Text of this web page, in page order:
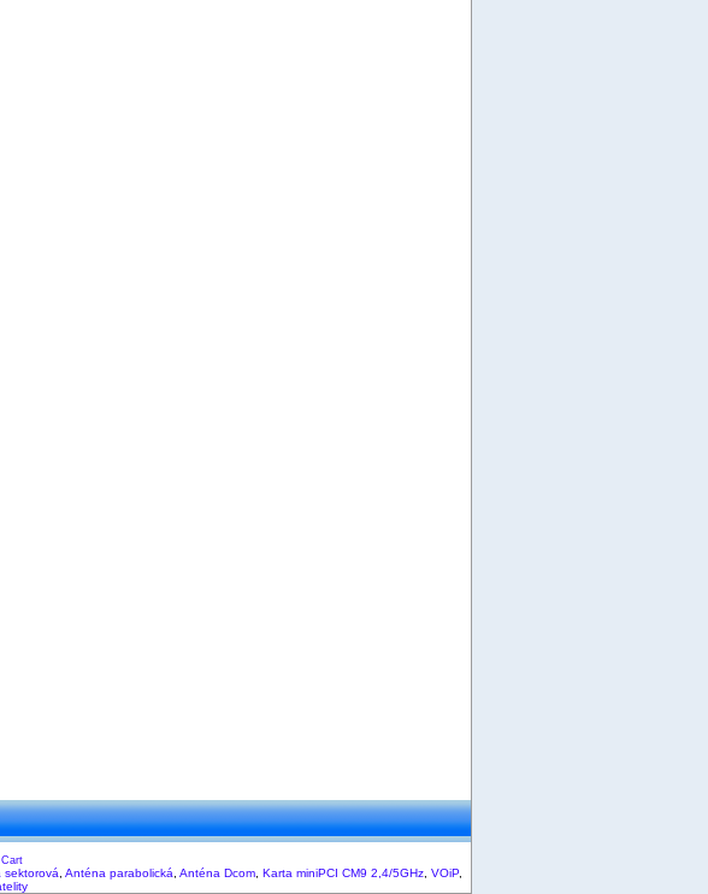
sektorová Anténa parabolická Anténa Dcom Karta miniPCI CM9 2,4/5GHz VOiP,